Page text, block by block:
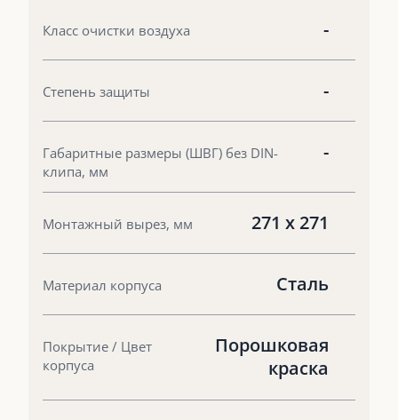
Класс очистки воздуха -
Степень защиты -
Габаритные размеры (ШВГ) без DIN-
клипа, мм
-
Монтажный вырез, мм 271 x 271
Материал корпуса Сталь
Покрытие / Цвет
корпуса
Порошковая
краска